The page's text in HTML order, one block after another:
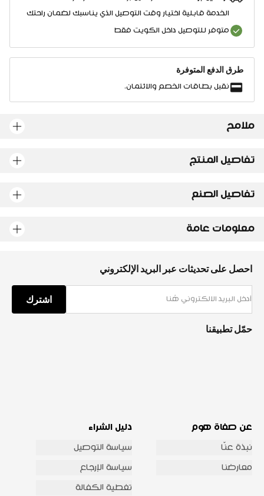
الخدمة قابلية اختيار وقت التوصيل الذي يناسبك لضمان راحتك
متوفر للتوصيل داخل الكويت فقط
طرق الدفع المتوفرة
نقبل بطاقات الخصم والائتمان.
ملامح
تفاصيل المنتج
تفاصيل الصنع
معلومات عامة
احصل على تحديثات عبر البريد الإلكتروني
اشترك
حمّل تطبيقنا
عن صفاة هوم
نبذة عنّا
معارضنا
دليل الشراء
سياسة التوصيل
سياسة الإرجاع
تغطية الكفالة